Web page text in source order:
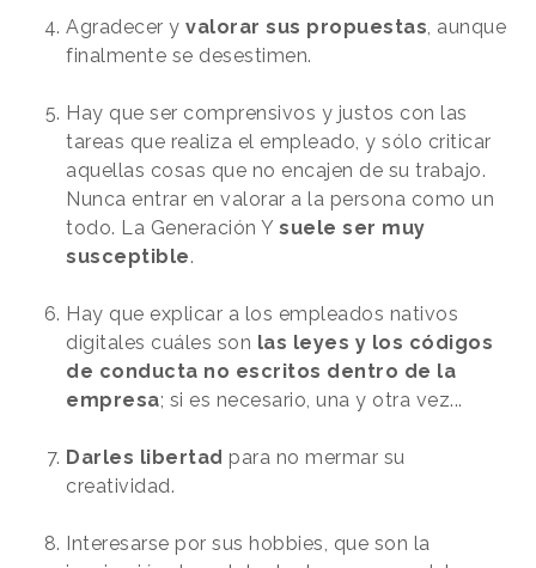
Agradecer y valorar sus propuestas, aunque
finalmente se desestimen.
Hay que ser comprensivos y justos con las
tareas que realiza el empleado, y sólo criticar
aquellas cosas que no encajen de su trabajo.
Nunca entrar en valorar a la persona como un
todo. La Generación Y suele ser muy
susceptible.
Hay que explicar a los empleados nativos
digitales cuáles son las leyes y los códigos
de conducta no escritos dentro de la
empresa; si es necesario, una y otra vez...
Darles libertad para no mermar su
creatividad.
Interesarse por sus hobbies, que son la